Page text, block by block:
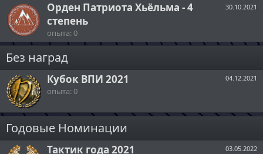
Орден Патриота Хьёльма - 4
степень
опыта: 0
30.10.2021
Без наград
Кубок ВПИ 2021
опыта: 0
04.12.2021
Годовые Номинации
Тактик года 2021 03.05.2022